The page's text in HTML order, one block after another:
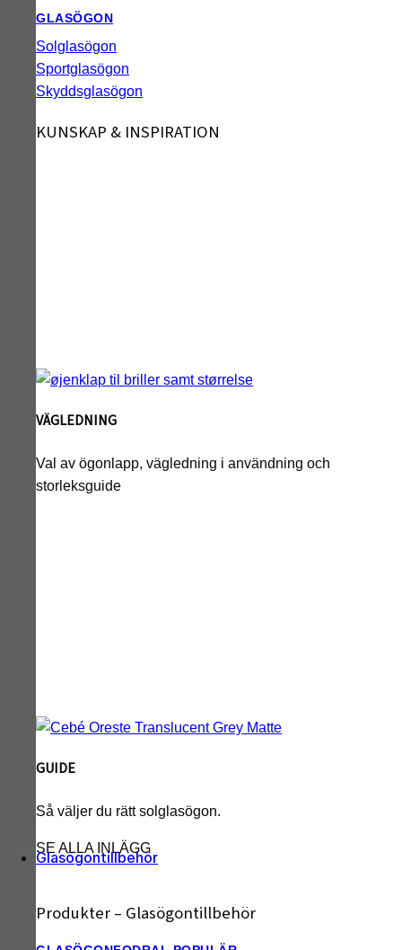
GLASÖGON
Solglasögon
Sportglasögon
Skyddsglasögon
KUNSKAP & INSPIRATION
VÄGLEDNING
Val av ögonlapp, vägledning i användning och
storleksguide
GUIDE
Så väljer du rätt solglasögon.
SE ALLA INLÄGG
Glasögontillbehör
Produkter – Glasögontillbehör